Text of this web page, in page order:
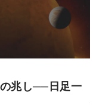
兆し──日足一